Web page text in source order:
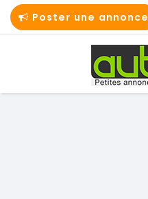
Poster une annonce